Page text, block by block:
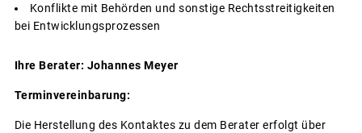
Konflikte mit Behörden und sonstige Rechtsstreitigkeiten
bei Entwicklungsprozessen
Ihre Berater: Johannes Meyer
Terminvereinbarung:
Die Herstellung des Kontaktes zu dem Berater erfolgt über